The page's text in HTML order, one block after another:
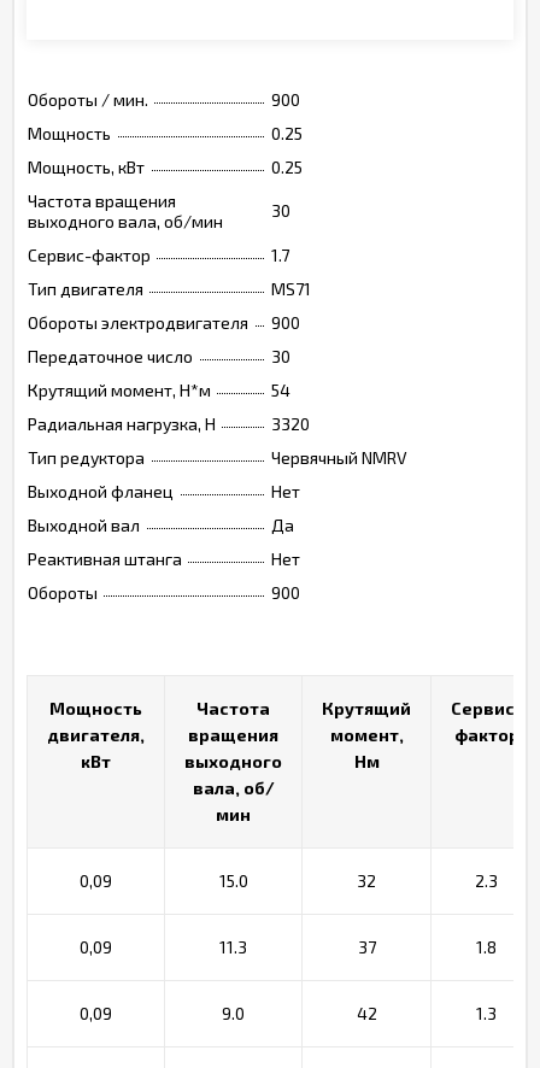
Обороты / мин.
900
Мощность
0.25
Мощность, кВт
0.25
Частота вращения
выходного вала, об/мин
30
Сервис-фактор
1.7
Тип двигателя
MS71
Обороты электродвигателя
900
Передаточное число
30
Крутящий момент, Н*м
54
Радиальная нагрузка, Н
3320
Тип редуктора
Червячный NMRV
Выходной фланец
Нет
Выходной вал
Да
Реактивная штанга
Нет
Обороты
900
Мощность
двигателя,
кВт
Частота
вращения
выходного
вала, об/
мин
Крутящий
момент,
Нм
Сервис-
фактор
0,09 15.0 32 2.3
0,09 11.3 37 1.8
0,09 9.0 42 1.3
Мощность
двигателя,
кВт
Частота
вращения
выходного
вала, об/
мин
Крутящий
момент,
Нм
Сервис-
фактор